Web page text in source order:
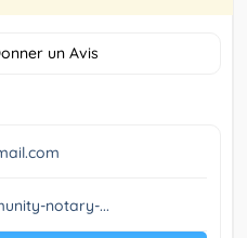
un Avis
notary-...